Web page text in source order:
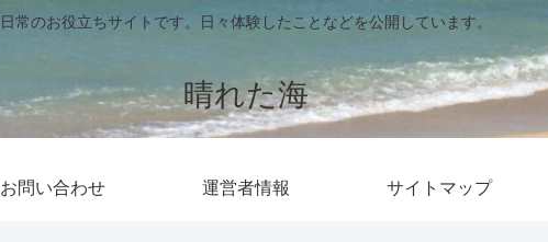
日常のお役立ちサイトです。日々体験したことなどを公開しています。
晴れた海
お問い合わせ 運営者情報 サイトマップ